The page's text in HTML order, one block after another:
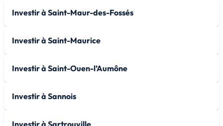
Investir à Saint-Maur-des-Fossés
Investir à Saint-Maurice
Investir à Saint-Ouen-l’Aumône
Investir à Sannois
Investir à Sartrouville